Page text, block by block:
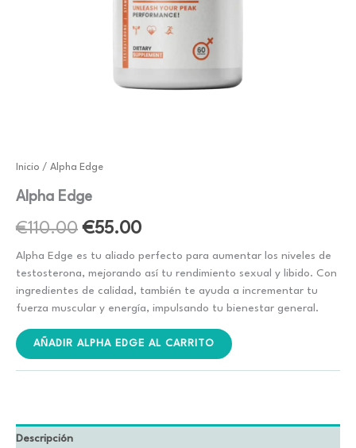
Inicio / Alpha Edge
Alpha Edge
€110.00 El
precio
original
era:
€110.00.
€55.00El
precio
actual
es:
€55.00.
Alpha Edge es tu aliado perfecto para aumentar los niveles de
testosterona, mejorando así tu rendimiento sexual y libido. Con
ingredientes de calidad, también te ayuda a incrementar tu
fuerza muscular y energía, impulsando tu bienestar general.
AÑADIR ALPHA EDGE AL CARRITO
Descripción